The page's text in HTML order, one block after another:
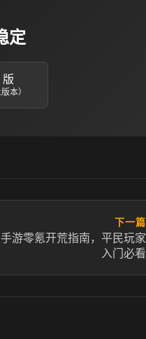
定
本）
下一篇
游零氪开荒指南，平民玩家
入门必看